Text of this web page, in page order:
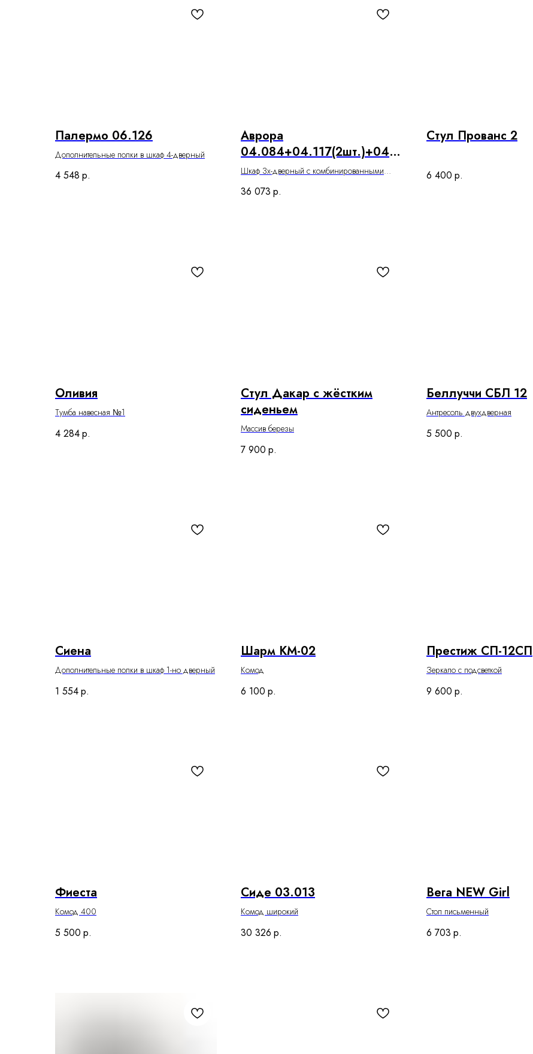
Палермо 06.126
Дополнительные полки в шкаф 4-дверный
4 548 р.
Аврора
04.084+04.117(2шт.)+04.1
18(1шт.)
Шкаф 3х-дверный с комбинированными
36 073 р.
Стул Прованс 2
6 400 р.
Оливия
Тумба навесная №1
4 284р.
Стул Дакар с жёстким
сиденьем
Массив березы
7 900 р.
Беллуччи СБЛ 12
Антресоль двухдверная
5 500 р.
Сиена
Дополнительные полки в шкаф 1-но дверный
1 554р.
Шарм КМ-02
Комод
6 100 р.
Престиж СП-12СП
Зеркало с подсветкой
9 600 р.
Фиеста
Комод 400
5 500 р.
Сиде 03.013
Комод широкий
30 326 р.
Вега NEW Girl
Стол письменный
6 703 р.